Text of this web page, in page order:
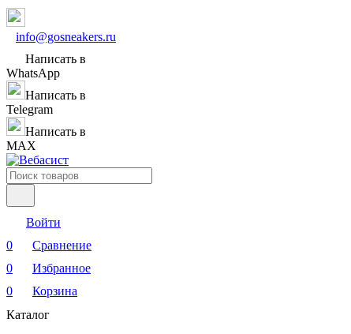
info@gosneakers.ru
Написать в
WhatsApp
Написать в
Telegram
Написать в
MAX
Войти
0
Сравнение
0
Избранное
0
Корзина
Каталог